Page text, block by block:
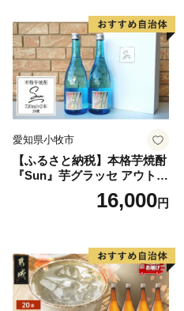
愛知県小牧市
【ふるさと納税】本格芋焼酎
『Sun』芋グラッセ アウトド
ア ソロキャンプ ベランピン
グ 巣ごもり 就労支援16,000円